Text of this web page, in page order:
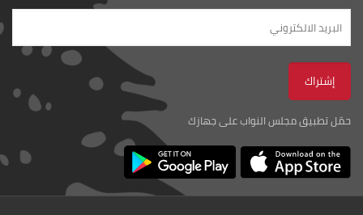
حمّل تطبيق مجلس النواب على جهازك